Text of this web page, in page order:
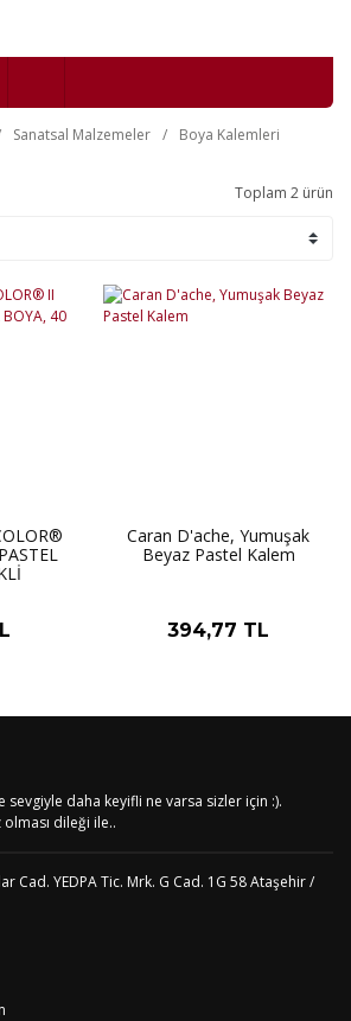
Sanatsal Malzemeler Boya Kalemleri
Toplam 2 ürün
Caran D'ache, Yumuşak
Beyaz Pastel Kalem
394,77 TL
sevgiyle daha keyifli ne varsa sizler için :).
dileği ile..
Cad. YEDPA Tic. Mrk. G Cad. 1G 58 Ataşehir /